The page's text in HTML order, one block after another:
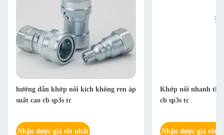
hướng dẫn khớp nối kích không ren áp
suất cao cb sp3s tc
Nhận được giá tốt nhất
Khớp nối nhanh
cb sp3s tc
Nhận được giá tốt